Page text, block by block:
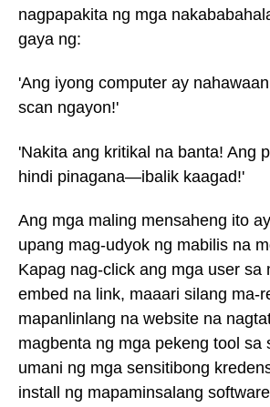
nagpapakita ng mga
gaya ng:
'Ang iyong computer ay
scan ngayon!'
'Nakita ang kritikal na banta! Ang
hindi pinagana—ibalik kaagad!'
Ang mga maling mensaheng ito
upang mag-udyok ng mabilis na
Kapag nag-click ang mga user sa
embed na link, maaari silang ma-
mapanlinlang na website na
magbenta ng mga pekeng tool sa
umani ng mga sensitibong
install ng mapaminsalang